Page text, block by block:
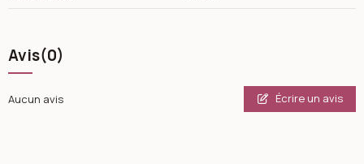
Avis(0)
Aucun avis Écrire un avis